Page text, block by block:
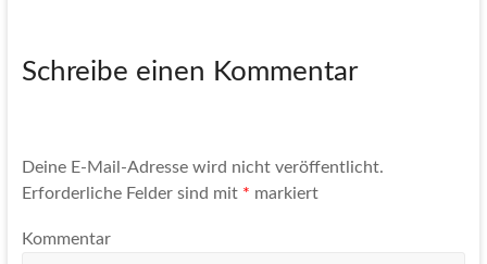
Schreibe einen Kommentar
Deine E-Mail-Adresse wird nicht veröffentlicht.
Erforderliche Felder sind mit * markiert
Kommentar